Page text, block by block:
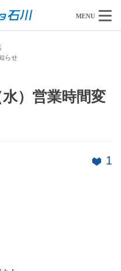
MENU
らせ
水）営業時間変
1